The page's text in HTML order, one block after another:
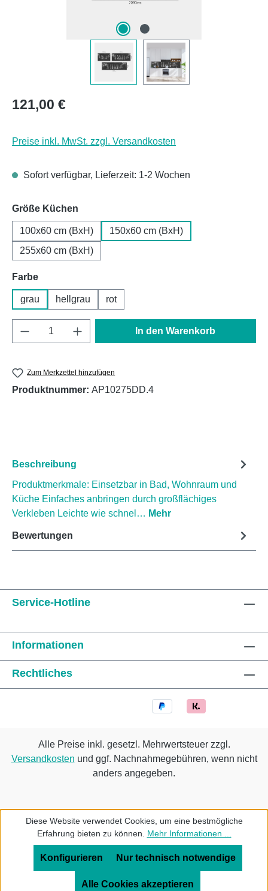
Regulärer Preis:
121,00 €
Preise inkl. MwSt. zzgl. Versandkosten
Sofort verfügbar, Lieferzeit: 1-2 Wochen
Größe Küchen
100x60 cm (BxH)
150x60 cm (BxH)
255x60 cm (BxH)
Farbeauswählen
grau hellgrau rot
Produkt Anzahl: Gib den gewünschten
In den Warenkorb
Zum Merkzettel hinzufügen
Produktnummer: AP10275DD.4
Beschreibung
Produktmerkmale: Einsetzbar in Bad, Wohnraum und
Küche Einfaches anbringen durch großflächiges
Verkleben Leichte wie schnel… Mehr
Bewertungen
Service-Hotline
Informationen
Rechtliches
Alle Preise inkl. gesetzl. Mehrwertsteuer zzgl.
Versandkosten und ggf. Nachnahmegebühren, wenn nicht
anders angegeben.
Diese Website verwendet Cookies, um eine bestmögliche
Erfahrung bieten zu können. Mehr Informationen ...
Nur technisch notwendige
Konfigurieren
Alle Cookies akzeptieren